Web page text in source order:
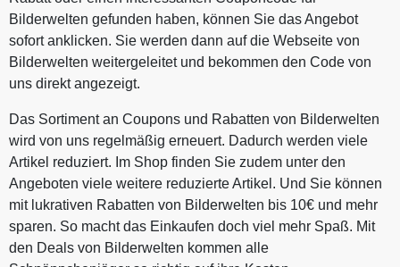
Bilderwelten gefunden haben, können Sie das Angebot
sofort anklicken. Sie werden dann auf die Webseite von
Bilderwelten weitergeleitet und bekommen den Code von
uns direkt angezeigt.
Das Sortiment an Coupons und Rabatten von Bilderwelten
wird von uns regelmäßig erneuert. Dadurch werden viele
Artikel reduziert. Im Shop finden Sie zudem unter den
Angeboten viele weitere reduzierte Artikel. Und Sie können
mit lukrativen Rabatten von Bilderwelten bis 10€ und mehr
sparen. So macht das Einkaufen doch viel mehr Spaß. Mit
den Deals von Bilderwelten kommen alle